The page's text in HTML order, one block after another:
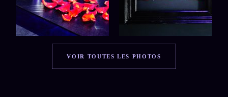
VOIR TOUTES LES PHOTOS